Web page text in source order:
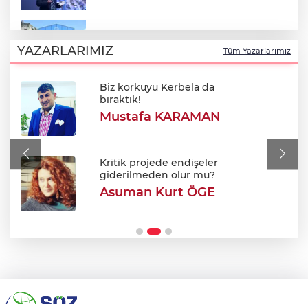
dolu yaz!
Alkol sonrası rahatsızlanan genç hayatını
kaybetti
Efkan Ala: "Terörsüz Türkiye süreciyle
YAZARLARIMIZ Tüm Yazarlarımız
Biz korkuyu Kerbela da
bıraktık!
Mustafa KARAMAN
Kritik projede endişeler
giderilmeden olur mu?
Asuman Kurt ÖGE